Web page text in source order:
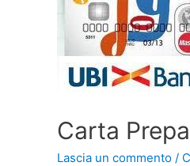
Carta
Lascia un commento /